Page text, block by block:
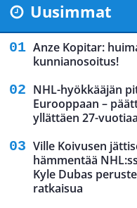
Uusimmat
Anze Kopitar:
kunnianosoitus!
NHL-hyökkääjän
Eurooppaan –
yllättäen 27-
Ville Koivusen
hämmentää
Kyle Dubas
ratkaisua